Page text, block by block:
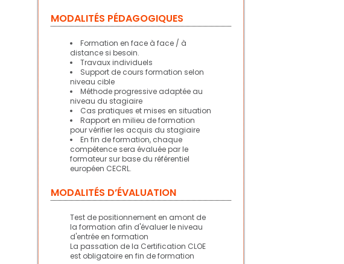
MODALITÉS PÉDAGOGIQUES
Formation en face à face / à
distance si besoin.
Travaux individuels
Support de cours formation selon
niveau cible
Méthode progressive adaptée au
niveau du stagiaire
Cas pratiques et mises en situation
Rapport en milieu de formation
pour vérifier les acquis du stagiaire
En fin de formation, chaque
compétence sera évaluée par le
formateur sur base du référentiel
européen CECRL.
MODALITÉS D’ÉVALUATION
Test de positionnement en amont de
la formation afin d'évaluer le niveau
d'entrée en formation
La passation de la Certification CLOE
est obligatoire en fin de formation